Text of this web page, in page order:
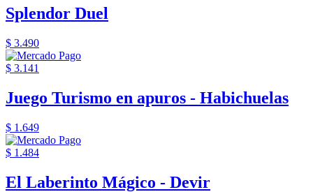
Splendor Duel
$ 3.490
$ 3.141
Juego Turismo en apuros - Habichuelas
$ 1.649
$ 1.484
El Laberinto Mágico - Devir